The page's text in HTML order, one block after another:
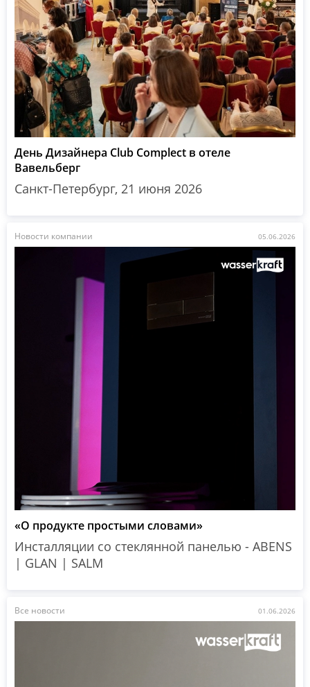
День Дизайнера Club Complect в отеле
Вавельберг
Санкт-Петербург, 21 июня 2026
Новости компании 05.06.2026
«О продукте простыми словами»
Инсталляции со стеклянной панелью - ABENS
| GLAN | SALM
Все новости 01.06.2026